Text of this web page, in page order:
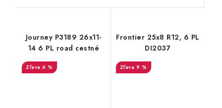
Journey P3189 26x11-
14 6 PL road cestné
6 %
Frontier 25x8 R12, 6 PL
DI2037
9 %